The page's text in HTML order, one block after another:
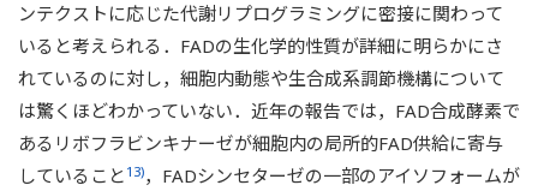
ンテクストに応じた代謝リプログラミングに密接に関わって
いると考えられる．FADの生化学的性質が詳細に明らかにさ
れているのに対し，細胞内動態や生合成系調節機構について
は驚くほどわかっていない．近年の報告では，FAD合成酵素で
あるリボフラビンキナーゼが細胞内の局所的FAD供給に寄与
していること 13)，FADシンセターゼの一部のアイソフォームが